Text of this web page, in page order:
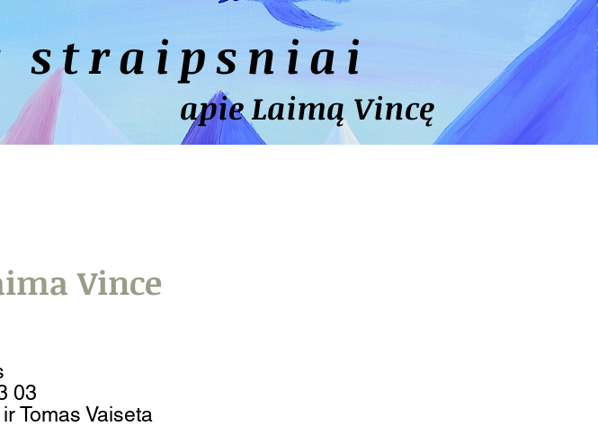
straipsniai
apie Laimą Vincę
Vince
03
Tomas Vaiseta